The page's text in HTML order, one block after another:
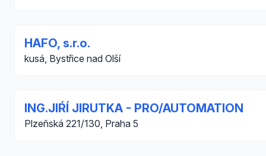
HAFO, s.r.o.
kusá, Bystřice nad Olší
ING.JIŔÍ JIRUTKA - PRO/AUTOMATION
Plzeňská 221/130, Praha 5